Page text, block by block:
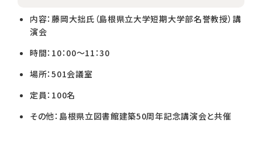
内容：藤岡大拙氏（島根県立大学短期大学部名誉教授）講
演会
時間：10：00～11：30
場所：501会議室
定員：100名
その他：島根県立図書館建築50周年記念講演会と共催